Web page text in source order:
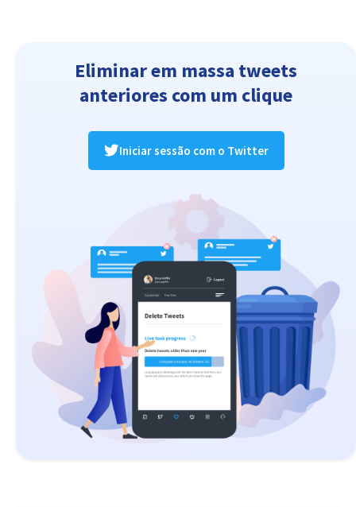
Eliminar em massa tweets
anteriores com um clique
Iniciar sessão com o Twitter